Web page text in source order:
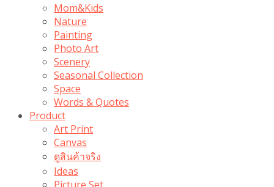
Mom&Kids
Nature
Painting
Photo Art
Scenery
Seasonal Collection
Space
Words & Quotes
Product
Art Print
Canvas
ดูสินค้าจริง
Ideas
Picture Set